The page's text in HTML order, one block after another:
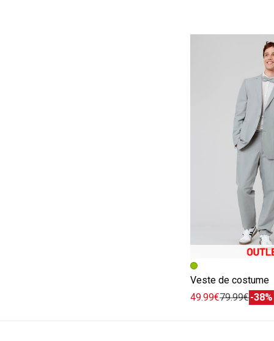
Image précédente
Image suivante
Veste de costume
49.99€79.99€-38%